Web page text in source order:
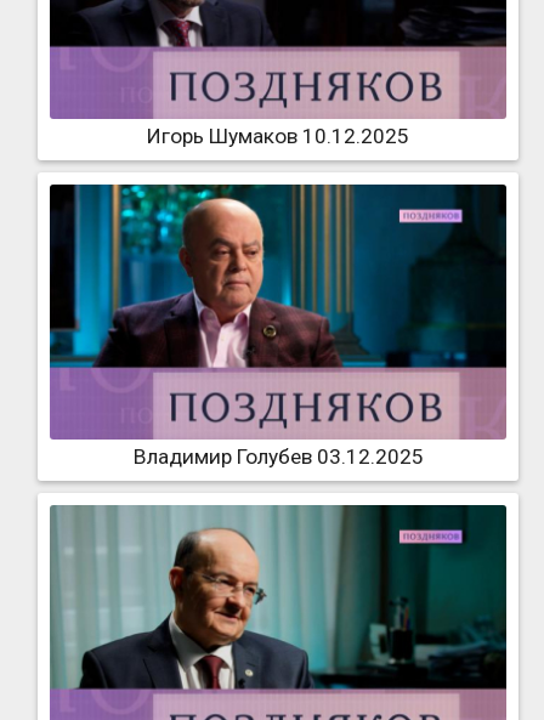
Игорь Шумаков 10.12.2025
Владимир Голубев 03.12.2025